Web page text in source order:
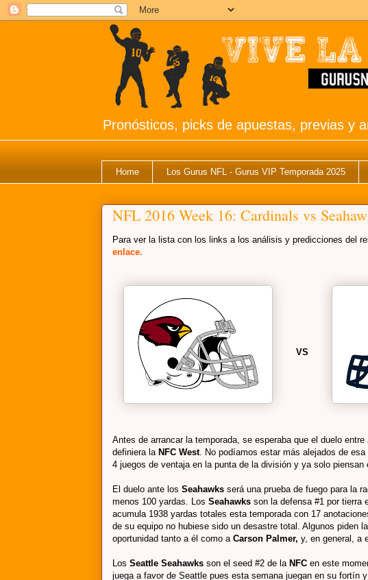
Pronósticos, picks de apuestas, previas y
Home Los Gurus NFL - Gurus VIP Temporada 2025
NFL 2016 Week 16: Cardinals vs
Para ver la lista con los links a los análisis y predicciones del
enlace.
VS
Antes de arrancar la temporada, se esperaba que el duelo entre
definiera la NFC West. No podíamos estar más alejados de
4 juegos de ventaja en la punta de la división y ya solo piensan
El duelo ante los Seahawks será una prueba de fuego para la
menos 100 yardas. Los Seahawks son la defensa #1 por tierra
acumula 1938 yardas totales esta temporada con 17
de su equipo no hubiese sido un desastre total. Algunos piden
oportunidad tanto a él como a Carson Palmer, y, en general, a
Los Seattle Seahawks son el seed #2 de la NFC en este
juega a favor de Seattle pues esta semana juegan en su fortín